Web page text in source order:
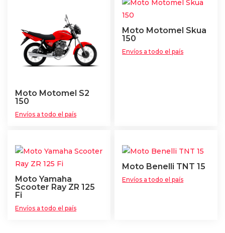
Moto Motomel S2
150
Envíos a todo el país
Moto Motomel Skua
150
Envíos a todo el país
Moto Yamaha
Scooter Ray ZR 125
Fi
Envíos a todo el país
Moto Benelli TNT 15
Envíos a todo el país